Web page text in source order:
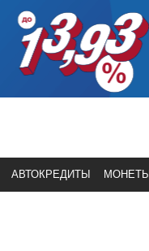
АВТОКРЕДИТЫ МОНЕТЫ